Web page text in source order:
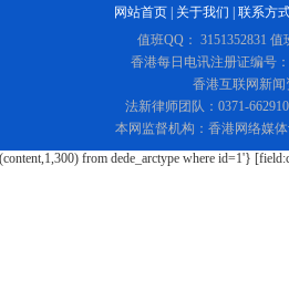
网站首页 关于我们
联系方
值班QQ： 3151352831
香港每日电讯注册证编号
香港互联网新闻
法新律师团队：0371-
本网监督机构：香港网络媒
from dede_arctype where id=1'}